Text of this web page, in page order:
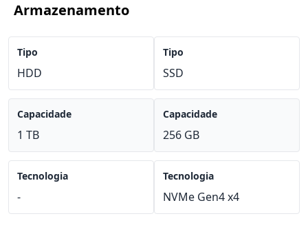
Armazenamento
Tipo
HDD
Capacidade
1 TB
Tecnologia
-
Tipo
SSD
Capacidade
256 GB
Tecnologia
NVMe Gen4 x4